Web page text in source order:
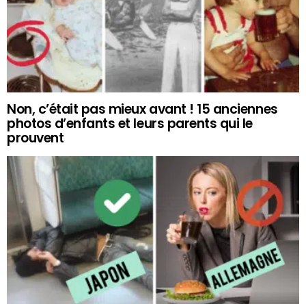
Non, c’était pas mieux avant ! 15 anciennes
photos d’enfants et leurs parents qui le
prouvent